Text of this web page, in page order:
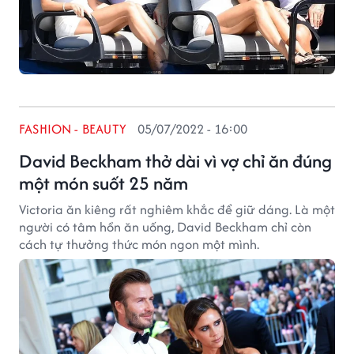
David Beckham thở dài vì vợ chỉ ăn đúng
một món suốt 25 năm
FASHION - BEAUTY 05/07/2022 - 16:00
Victoria ăn kiêng rất nghiêm khắc để giữ dáng. Là một
người có tâm hồn ăn uống, David Beckham chỉ còn
cách tự thưởng thức món ngon một mình.